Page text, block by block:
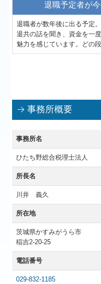
事務所概要
事務所名
ひたち野総合税理士法人
所長名
川井 義久
所在地
茨城県かすみがうら市
稲吉2-20-25
電話番号
029-832-1185
退職予定者が
退職者が数年後に出る予定
退共の話を聞き、資金を一
魅力を感じています。どの